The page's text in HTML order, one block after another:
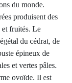
du monde.
produisent des
et fruités. Le
du cédrat, de
épineux de
et vertes pâles.
ovoïde. Il est